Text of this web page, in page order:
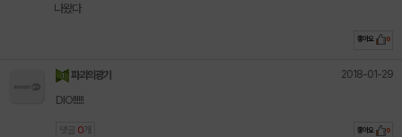
나왔다
좋아요 0
파괴의광기 2018-01-29
DIO!!!!!!
댓글 0 개 좋아요 0